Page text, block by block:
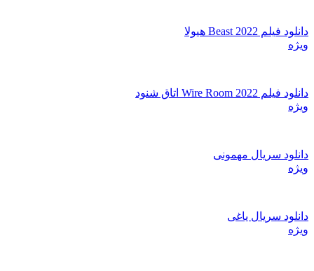
دانلود فیلم Beast 2022 هیولا
ویژه
دانلود فیلم Wire Room 2022 اتاق شنود
ویژه
دانلود سریال مهمونی
ویژه
دانلود سریال یاغی
ویژه